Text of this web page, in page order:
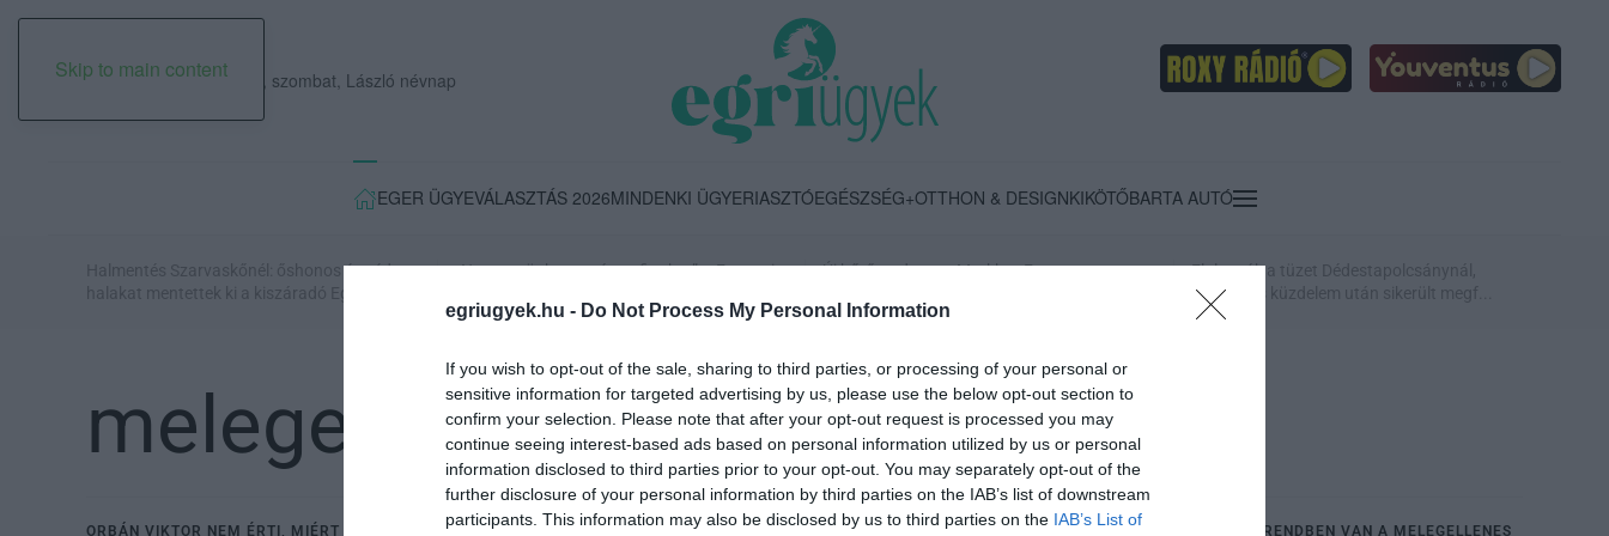
egriugyek.hu - Do Not Process My Personal Information
If you wish to opt-out of the sale, sharing to third parties, or processing of your personal or
sensitive information for targeted advertising by us, please use the below opt-out section to
confirm your selection. Please note that after your opt-out request is processed you may
continue seeing interest-based ads based on personal information utilized by us or personal
information disclosed to third parties prior to your opt-out. You may separately opt-out of the
further disclosure of your personal information by third parties on the IAB’s list of downstream
participants. This information may also be disclosed by us to third parties on the IAB’s List of
Skip to main content
2026. augusztus 08., szombat, László névnap
EGER ÜGYEVÁLASZTÁS 2026MINDENKI ÜGYERIASZTÓEGÉSZSÉG+OTTHON & DESIGNKIKÖTŐBARTA AUTÓ
Halmentés Szarvaskőnél: őshonos és védett
halakat mentettek ki a kiszáradó Eg...
„Nem tettünk nyomást a fiunkra” – Egy egri
Új hűtőrendszer a Markhot Ferenc
Eloltották a tüzet Dédestapolcsánynál,
kilencórás küzdelem után sikerült megf...
melegellenes törvény
ORBÁN VIKTOR NEM ÉRTI, MIÉRT SZEKÁLJÁK ŐKET A
PARÁD KÜLÖN HATÁROZATBAN TÁMOGATJA A
NYITRAI ZSOLT SZERINT RENDBEN VAN A MELEGELLENES